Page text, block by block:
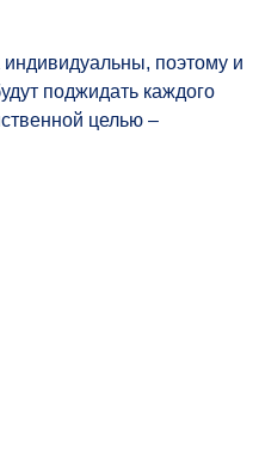
поэтому и
поджидать каждого
целью –